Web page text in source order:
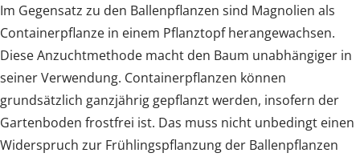
Im Gegensatz zu den Ballenpflanzen sind Magnolien als
Containerpflanze in einem Pflanztopf herangewachsen.
Diese Anzuchtmethode macht den Baum unabhängiger in
seiner Verwendung. Containerpflanzen können
grundsätzlich ganzjährig gepflanzt werden, insofern der
Gartenboden frostfrei ist. Das muss nicht unbedingt einen
Widerspruch zur Frühlingspflanzung der Ballenpflanzen